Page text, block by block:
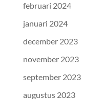
februari 2024
januari 2024
december 2023
november 2023
september 2023
augustus 2023